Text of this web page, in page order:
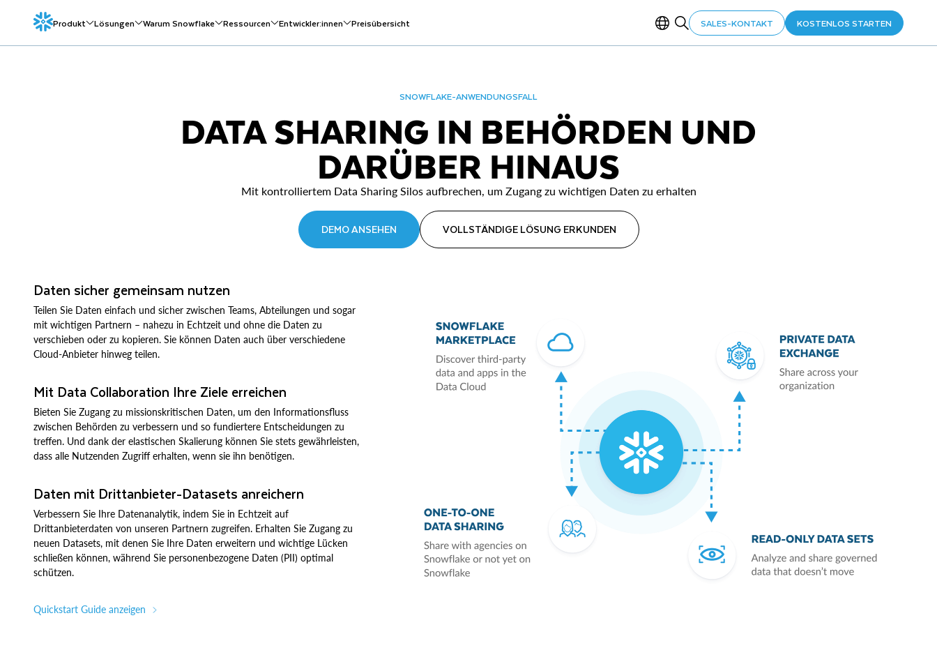
Produkt Lösungen Warum Snowflake Ressourcen Entwickler:innen Preisübersicht SALES-KONTAKT KOSTENLOS STARTEN
SNOWFLAKE-ANWENDUNGSFALL
DATA SHARING IN BEHÖRDEN UND
DARÜBER HINAUS
Mit kontrolliertem Data Sharing Silos aufbrechen, um Zugang zu wichtigen Daten zu erhalten
DEMO ANSEHEN VOLLSTÄNDIGE LÖSUNG ERKUNDEN
Daten sicher gemeinsam nutzen
Teilen Sie Daten einfach und sicher zwischen Teams, Abteilungen und sogar
mit wichtigen Partnern – nahezu in Echtzeit und ohne die Daten zu
verschieben oder zu kopieren. Sie können Daten auch über verschiedene
Cloud-Anbieter hinweg teilen.
Mit Data Collaboration Ihre Ziele erreichen
Bieten Sie Zugang zu missionskritischen Daten, um den Informationsfluss
zwischen Behörden zu verbessern und so fundiertere Entscheidungen zu
treffen. Und dank der elastischen Skalierung können Sie stets gewährleisten,
dass alle Nutzenden Zugriff erhalten, wenn sie ihn benötigen.
Daten mit Drittanbieter-Datasets anreichern
Verbessern Sie Ihre Datenanalytik, indem Sie in Echtzeit auf
Drittanbieterdaten von unseren Partnern zugreifen. Erhalten Sie Zugang zu
neuen Datasets, mit denen Sie Ihre Daten erweitern und wichtige Lücken
schließen können, während Sie personenbezogene Daten (PII) optimal
schützen.
Quickstart Guide anzeigen